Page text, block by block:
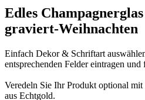
Edles
graviert-Weihnachten
Einfach Dekor & Schriftart
entsprechenden Felder eintragen und
Veredeln Sie Ihr Produkt optional
aus Echtgold.